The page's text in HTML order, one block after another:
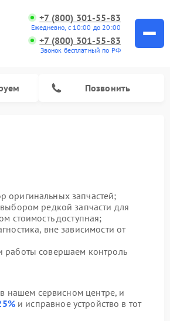
+7 (800) 301-55-83
Ежедневно, с 10:00 до 20:00
+7 (800) 301-55-83
Звонок бесплатный по РФ
Позвонить
оригинальных запчастей;
редкой запчасти для
стоимость доступная;
вне зависимости от
работы совершаем контроль
нашем сервисном центре, и
и исправное устройство в тот